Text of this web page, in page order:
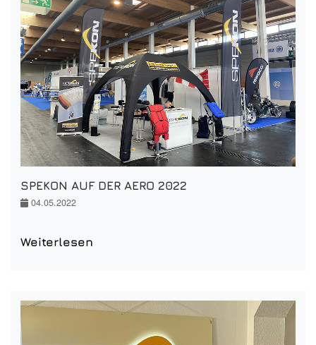
SPEKON AUF DER AERO 2022
04.05.2022
Weiterlesen